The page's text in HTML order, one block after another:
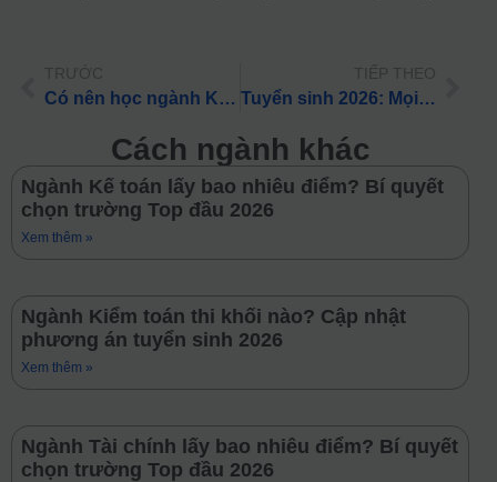
Có nên học ngành Khoa học và công nghệ y khoa? Triển vọng & Tổ hợp xét tuyển 2026 Tuyển sinh 2026: Mọi điều cần biết về ngành Kỹ thuật phục hồi chức năng cho PHHS
Cách ngành khác
Ngành Kế toán lấy bao nhiêu điểm? Bí quyết
chọn trường Top đầu 2026
Xem thêm »
Ngành Kiểm toán thi khối nào? Cập nhật
phương án tuyển sinh 2026
Xem thêm »
Ngành Tài chính lấy bao nhiêu điểm? Bí quyết
chọn trường Top đầu 2026